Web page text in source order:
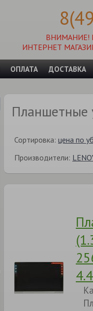
ВНИМАНИЕ!
ИНТЕРНЕТ
ОПЛАТА ДОСТАВКА
Сортировка: цена по
Производители: